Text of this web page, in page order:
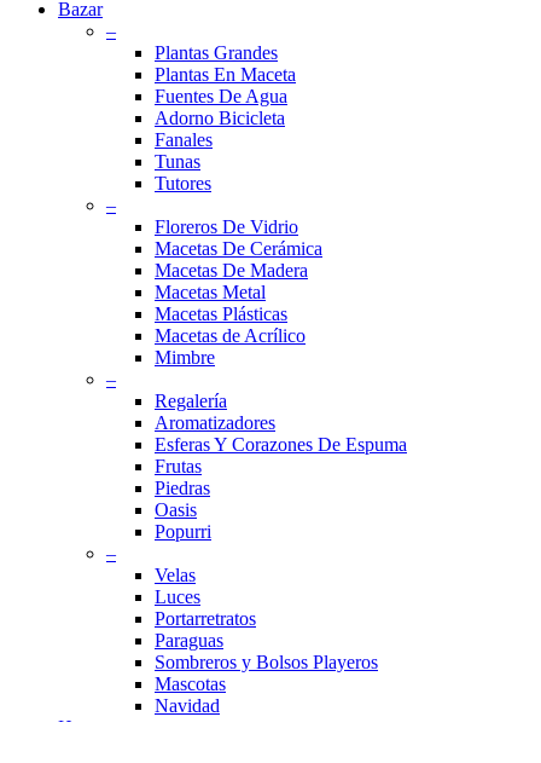
Bazar
–
Plantas Grandes
Plantas En Maceta
Fuentes De Agua
Adorno Bicicleta
Fanales
Tunas
Tutores
–
Floreros De Vidrio
Macetas De Cerámica
Macetas De Madera
Macetas Metal
Macetas Plásticas
Macetas de Acrílico
Mimbre
–
Regalería
Aromatizadores
Esferas Y Corazones De Espuma
Frutas
Piedras
Oasis
Popurri
–
Velas
Luces
Portarretratos
Paraguas
Sombreros y Bolsos Playeros
Mascotas
Navidad
Hogar